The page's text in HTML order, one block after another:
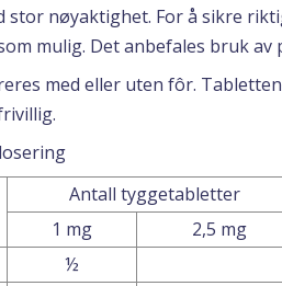
stor nøyaktighet. For å sikre
mulig. Det anbefales bruk
med eller uten fôr.
Antall tyggetabletter
1 mg
2,5 mg
½